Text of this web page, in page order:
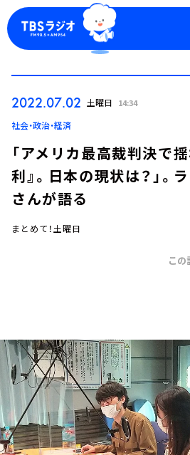
イベント・グッズ
YouTube
会社情報
2022.07.02 土曜日 14:34
社会・政治・経済
「アメリカ最高裁判決で
利』。日本の現状は？」。
さんが語る
まとめて！土曜日
この